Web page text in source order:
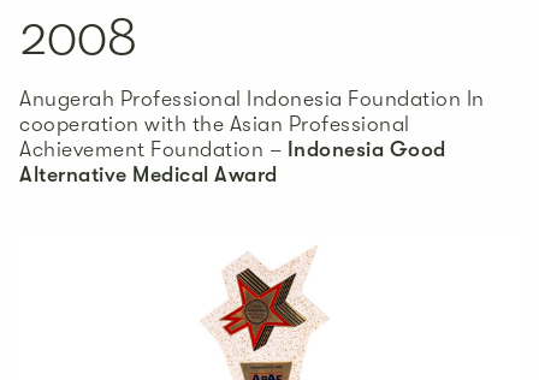
2008
Anugerah Professional Indonesia Foundation In
cooperation with the Asian Professional
Achievement Foundation – Indonesia Good
Alternative Medical Award